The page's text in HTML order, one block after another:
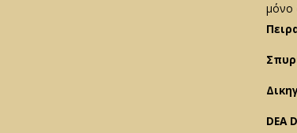
μόνο
DEA